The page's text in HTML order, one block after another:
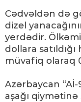
Cədvəldən də
dizel
yerdədir.
dollara
müvafiq olaraq
Azərbaycan
aşağı